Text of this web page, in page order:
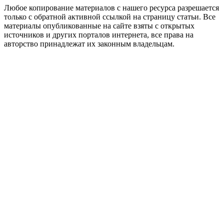
Любое копирование материалов с нашего ресурса разрешается
только с обратной активной ссылкой на страницу статьи. Все
материалы опубликованные на сайте взяты с открытых
источников и других порталов интернета, все права на
авторство принадлежат их законным владельцам.